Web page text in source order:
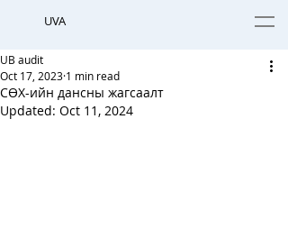
UVA
СӨХ-ийн дансны жагсаалт
UB audit
Oct 17, 2023 1 min read
Updated: Oct 11, 2024